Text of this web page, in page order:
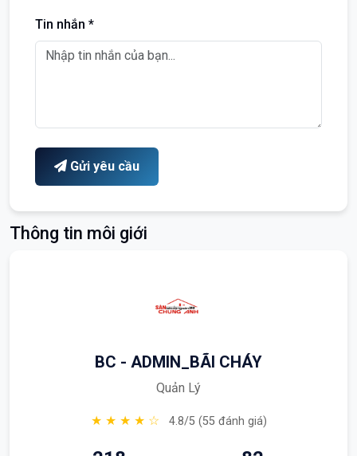
Tin nhắn *
Gửi yêu cầu
Thông tin môi giới
BC - ADMIN_BÃI CHÁY
Quản Lý
★ ★ ★ ★ ☆ 4.8/5 (55 đánh giá)